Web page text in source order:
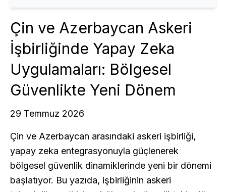
Çin ve Azerbaycan Askeri
İşbirliğinde Yapay Zeka
Uygulamaları: Bölgesel
Güvenlikte Yeni Dönem
29 Temmuz 2026
Çin ve Azerbaycan arasındaki askeri işbirliği,
yapay zeka entegrasyonuyla güçlenerek
bölgesel güvenlik dinamiklerinde yeni bir dönemi
başlatıyor. Bu yazıda, işbirliğinin askeri